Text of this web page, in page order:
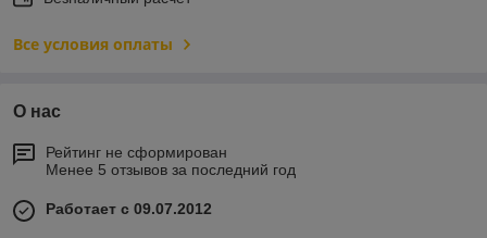
Все условия оплаты
О нас
Рейтинг не сформирован
Менее 5 отзывов за последний год
Работает с 09.07.2012